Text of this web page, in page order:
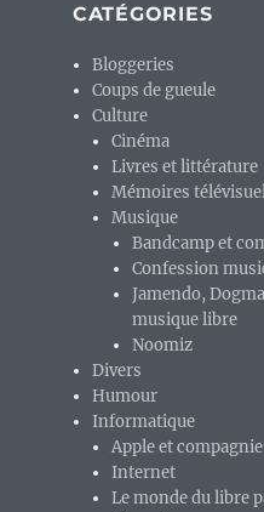
CATÉGORIES
Bloggeries
Coups de gueule
Culture
Cinéma
Livres et littérature
Mémoires
Musique
Bandcamp et
Confession
Jamendo,
musique libre
Noomiz
Divers
Humour
Informatique
Apple et compagnie
Internet
Le monde du libre